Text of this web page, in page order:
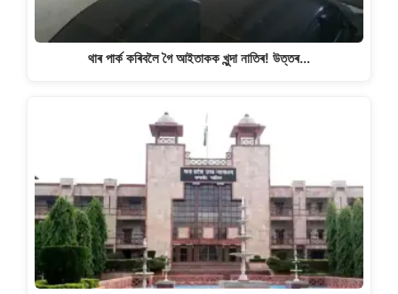
থাৰ পাৰ্ক কৰিবলৈ গৈ আইতাকক খুন্দা নাতিৰ! উত্তৰ…